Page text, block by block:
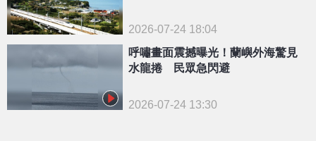
2026-07-24 18:04
呼嘯畫面震撼曝光！蘭嶼外海驚見
水龍捲 民眾急閃避
2026-07-24 13:30